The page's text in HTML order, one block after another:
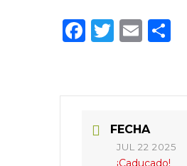
Facebook
Twitter
FECHA
JUL 22 2025
¡Caducado!